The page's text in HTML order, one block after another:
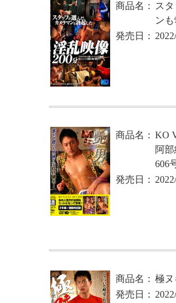
商品名：
ス
ン
発売日：
商品名： KO
阿
606
発売日：
商品名： 極ヌ
発売日：